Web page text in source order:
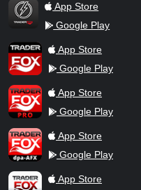
TraderFox Flash
App Store
Google Play
TraderFox AppApp Store
Google Play
TraderFox ProApp Store
Google Play
TraderFox dpa-AFX
App Store
Google Play
TraderFox Live Trading
App Store